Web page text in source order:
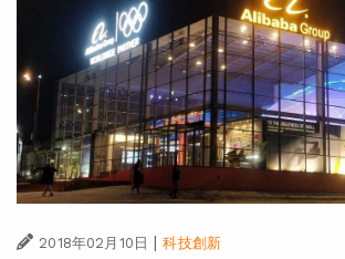
2018年02月10日 | 科技創新